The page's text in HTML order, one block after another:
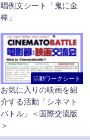
唱例文シート「鬼に金
棒」
活動ワークシート
お気に入りの映画を紹
介する活動「シネマト
バトル」＜国際交流版
＞